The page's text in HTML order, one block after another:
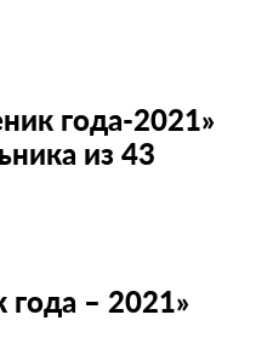
года-2021»
из 43
года – 2021»